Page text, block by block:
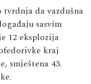
da vazdušna
sasvim
12 eksplozija
kraj
smještena 43.